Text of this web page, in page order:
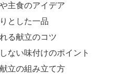
主食のアイデア
とした一品
る献立のコツ
ない味付けのポイント
立の組み立て方